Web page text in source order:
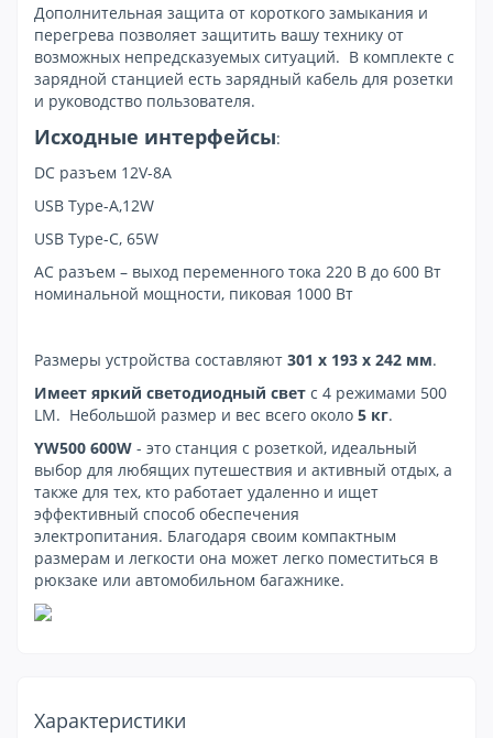
Дополнительная защита от короткого замыкания и
перегрева позволяет защитить вашу технику от
возможных непредсказуемых ситуаций. В комплекте с
зарядной станцией есть зарядный кабель для розетки
и руководство пользователя.
Исходные интерфейсы:
DC разъем 12V-8A
USB Тype-A,12W
USB Тype-C, 65W
AC разъем – выход переменного тока 220 В до 600 Вт
номинальной мощности, пиковая 1000 Вт
Размеры устройства составляют 301 x 193 x 242 мм.
Имеет яркий светодиодный свет с 4 режимами 500
LM. Небольшой размер и вес всего около 5 кг.
YW500 600W - это станция с розеткой, идеальный
выбор для любящих путешествия и активный отдых, а
также для тех, кто работает удаленно и ищет
эффективный способ обеспечения
электропитания. Благодаря своим компактным
размерам и легкости она может легко поместиться в
рюкзаке или автомобильном багажнике.
Характеристики